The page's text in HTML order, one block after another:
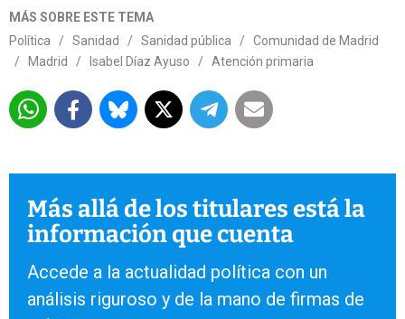
MÁS SOBRE ESTE TEMA
Política
/ Sanidad / Sanidad pública /
Comunidad de Madrid
/
Madrid / Isabel Díaz Ayuso / Atención primaria
Más allá de los titulares está la
información que cuenta
Accede a la actualidad política con un
análisis riguroso y de la mano de firmas de